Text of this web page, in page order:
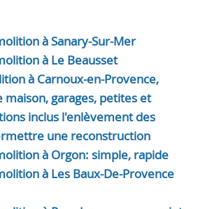
à Sanary-Sur-Mer
à Le Beausset
à Carnoux-en-Provence,
garages, petites et
inclus l'enlèvement des
une reconstruction
à Orgon: simple, rapide
à Les Baux-De-Provence